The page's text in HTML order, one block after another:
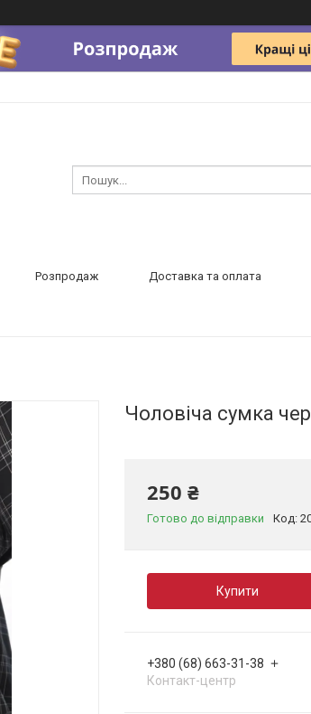
Розпродаж Доставка та оплата
Чоловіча сумка
250 ₴
Готово до відправки Код:
Купити
+380 (68) 663-31-38
Контакт-центр